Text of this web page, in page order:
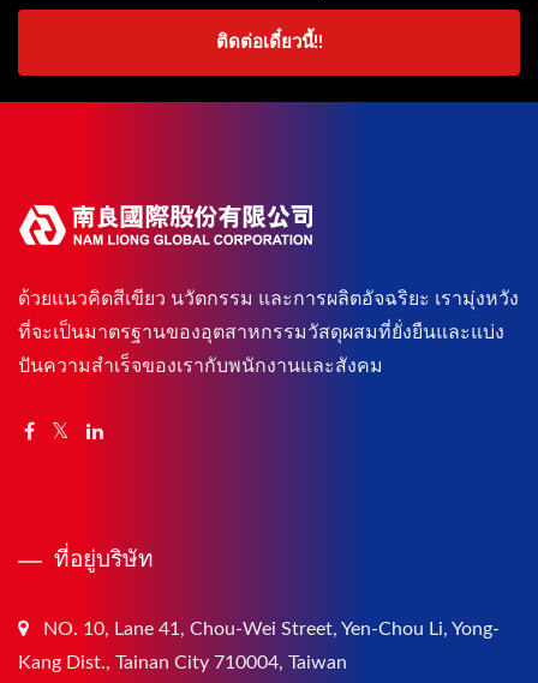
ติดต่อเดี๋ยวนี้!!
ด้วยแนวคิดสีเขียว นวัตกรรม และการผลิตอัจฉริยะ เรามุ่งหวัง
ที่จะเป็นมาตรฐานของอุตสาหกรรมวัสดุผสมที่ยั่งยืนและแบ่ง
ปันความสำเร็จของเรากับพนักงานและสังคม
ที่อยู่บริษัท
NO. 10, Lane 41, Chou-Wei Street, Yen-Chou Li, Yong-
Kang Dist., Tainan City 710004, Taiwan